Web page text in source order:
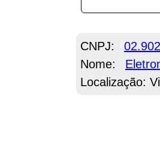
CNPJ:
Nome:
Localização: